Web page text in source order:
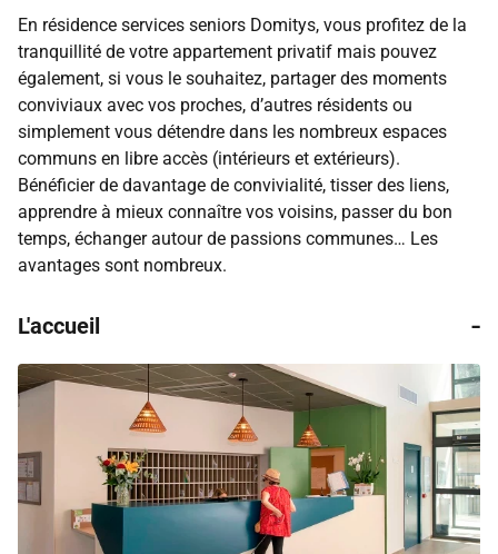
En résidence services seniors Domitys, vous profitez de la
tranquillité de votre appartement privatif mais pouvez
également, si vous le souhaitez, partager des moments
conviviaux avec vos proches, d’autres résidents ou
simplement vous détendre dans les nombreux espaces
communs en libre accès (intérieurs et extérieurs).
Bénéficier de davantage de convivialité, tisser des liens,
apprendre à mieux connaître vos voisins, passer du bon
temps, échanger autour de passions communes… Les
avantages sont nombreux.
L'accueil -